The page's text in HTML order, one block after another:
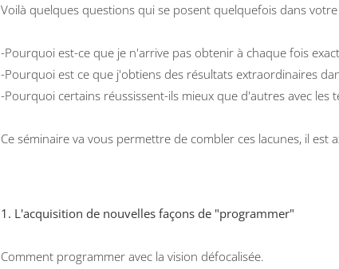
Voilà quelques questions qui se posent quelquefois dans
-Pourquoi est-ce que je n'arrive pas obtenir à chaque fois
-Pourquoi est ce que j'obtiens des résultats extraordinaires
-Pourquoi certains réussissent-ils mieux que d'autres avec les
Ce séminaire va vous permettre de combler ces lacunes, il est
1. L'acquisition de nouvelles façons de "programmer"
Comment programmer avec la vision défocalisée.